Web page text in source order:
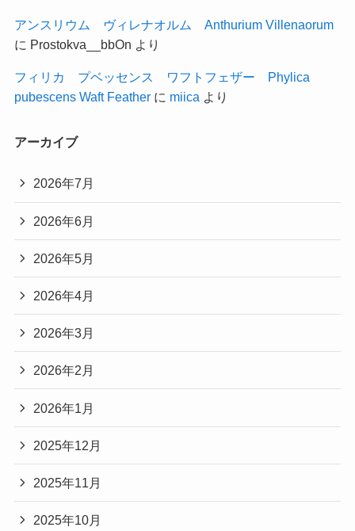
アンスリウム ヴィレナオルム Anthurium Villenaorum
に Prostokva__bbOn より
フィリカ プベッセンス ワフトフェザー Phylica
pubescens Waft Featherに miica より
アーカイブ
2026年7月
2026年6月
2026年5月
2026年4月
2026年3月
2026年2月
2026年1月
2025年12月
2025年11月
2025年10月